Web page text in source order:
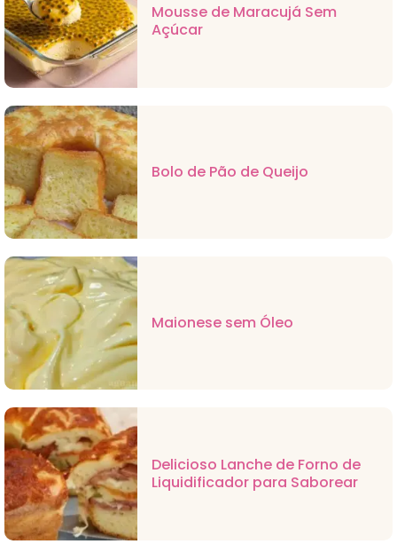
Mousse de Maracujá Sem
Açúcar
Bolo de Pão de Queijo
Maionese sem Óleo
Delicioso Lanche de Forno de
Liquidificador para Saborear